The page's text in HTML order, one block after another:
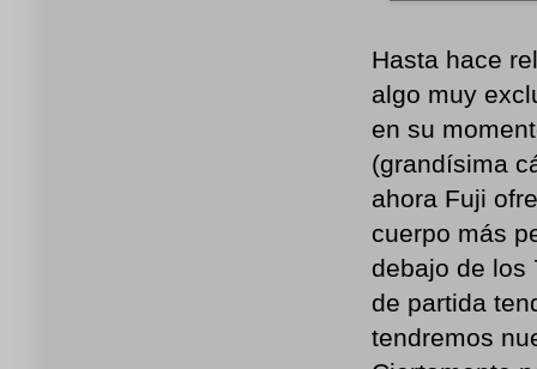
Hasta hace
algo muy
en su
(grandísima
ahora Fuji
cuerpo más
debajo de los
de partida
tendremos